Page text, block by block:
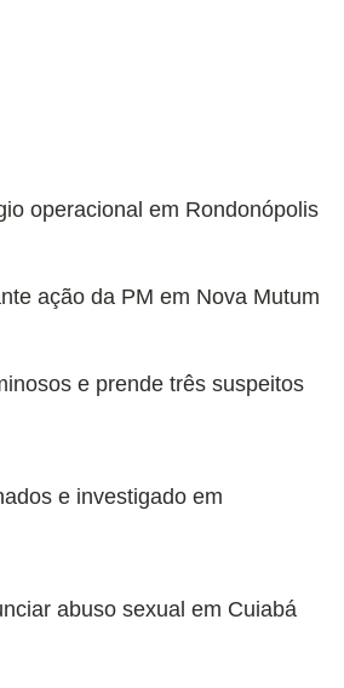
operacional em Rondonópolis
ação da PM em Nova Mutum
e prende três suspeitos
e investigado em
abuso sexual em Cuiabá